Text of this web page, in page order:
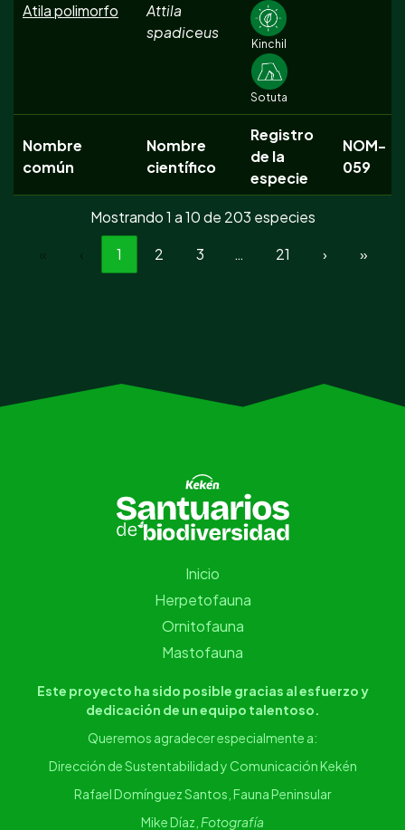
Atila polimorfo
Attila
spadiceus
Kinchil
Sotuta
Nombre
común
Nombre
científico
Registro
de la
especie
NOM-
059
Mostrando 1 a 10 de 203 especies
1 2 3 … 21 › »
Inicio
Herpetofauna
Ornitofauna
Mastofauna
Este proyecto ha sido posible gracias al esfuerzo y
dedicación de un equipo talentoso.
Queremos agradecer especialmente a:
Dirección de Sustentabilidad y Comunicación Kekén
Rafael Domínguez Santos, Fauna Peninsular
Mike Díaz, Fotografía